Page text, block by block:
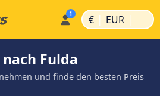
€ | EUR |
nach Fulda
und finde den besten Preis